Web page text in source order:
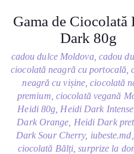
Gama de Ciocolată
Dark 80g
cadou dulce Moldova, cadou
ciocolată neagră cu portocală ,
neagră cu vișine ,ciocolată
premium ciocolată vegană
Heidi 80g Heidi Dark Intense
Dark Orange Heidi Dark pret
Dark Sour Cherry, iubeste.md
ciocolată Bălți ,surprize la